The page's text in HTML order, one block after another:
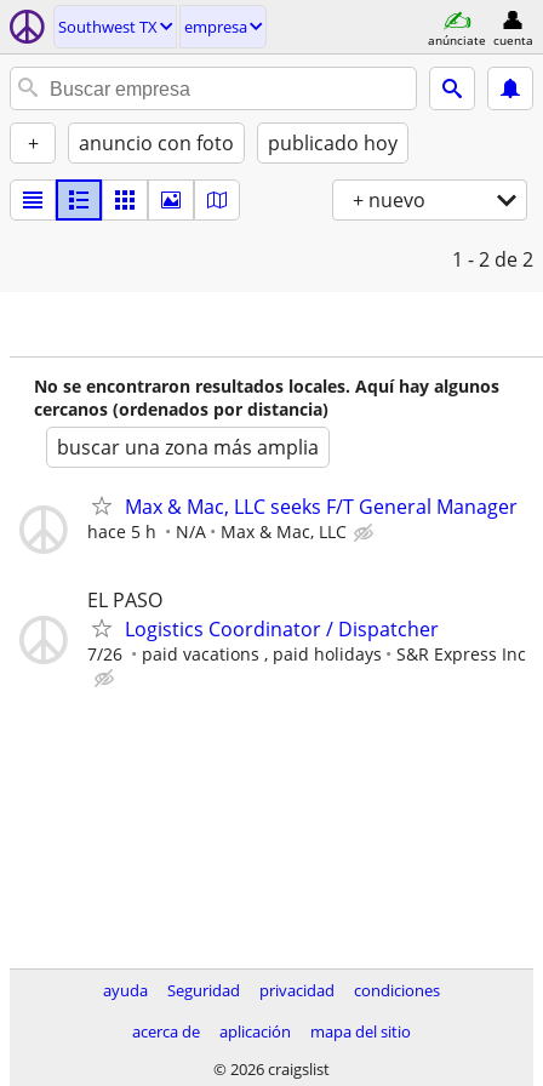
Southwest TX empresa
anúnciate cuenta
+ anuncio con foto publicado hoy
+ nuevo
1 - 2 de 2
No se encontraron resultados locales. Aquí hay algunos
cercanos (ordenados por distancia)
buscar una zona más amplia
Max & Mac, LLC seeks F/T General Manager
hace 5 h N/A Max & Mac, LLC
EL PASO
Logistics Coordinator / Dispatcher
7/26 paid vacations , paid holidays S&R Express Inc
ayuda Seguridad privacidad
condiciones
acerca de
aplicación
mapa del sitio
© 2026 craigslist